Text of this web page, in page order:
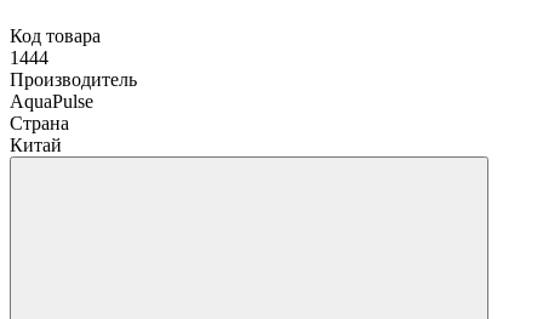
Код товара
1444
Производитель
AquaPulse
Страна
Китай